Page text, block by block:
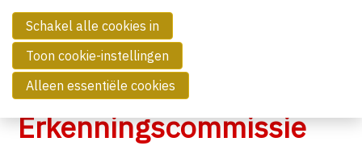
naar
de
inhoud
Erkenningscommissie
SPECIAL INTEREST GROUPS EN
WERKGROEPEN
NEDERLANDSTALIG TIJDSCHRIFT
ENGELSTALIG TIJDSCHRIFT
STATUTEN EN INTERN REGLEMENT
ERKENNINGSCOMMISSIE
DEONTOLOGISCHE COMMISSIE
KOEPELS EN ZUSTERVERENIGINGEN
Schakel alle cookies in
Toon cookie-instellingen
Alleen essentiële cookies